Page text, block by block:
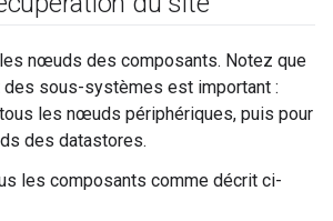
nœuds des composants. Notez que
des sous-systèmes est important :
les nœuds périphériques, puis pour
des datastores.
les composants comme décrit ci-